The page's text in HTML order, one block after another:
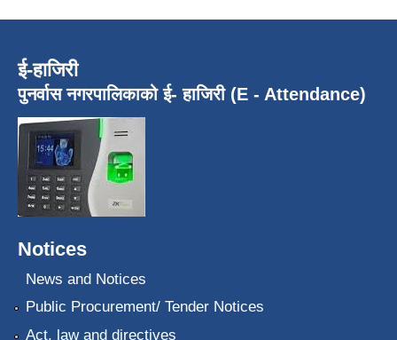
ई-हाजिरी
पुनर्वास नगरपालिकाको ई- हाजिरी (E - Attendance)
Notices
News and Notices
Public Procurement/ Tender Notices
Act, law and directives